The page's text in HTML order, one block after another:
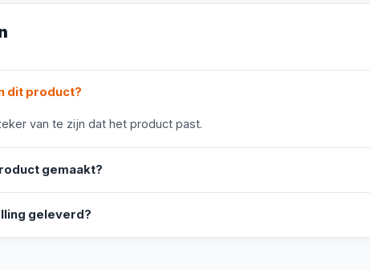
dit product?
van te zijn dat het product past.
gemaakt?
geleverd?